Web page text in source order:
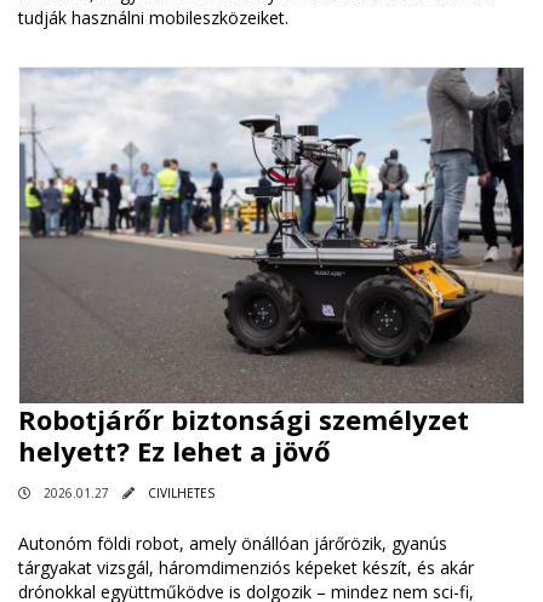
tudják használni mobileszközeiket.
Robotjárőr biztonsági személyzet
helyett? Ez lehet a jövő
2026.01.27 CIVILHETES
Autonóm földi robot, amely önállóan járőrözik, gyanús
tárgyakat vizsgál, háromdimenziós képeket készít, és akár
drónokkal együttműködve is dolgozik – mindez nem sci-fi,